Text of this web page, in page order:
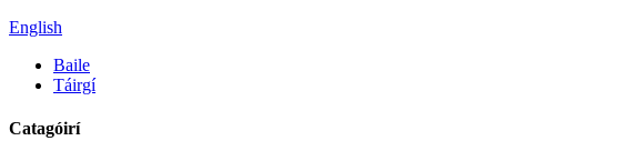
English
Baile
Táirgí
Catagóirí